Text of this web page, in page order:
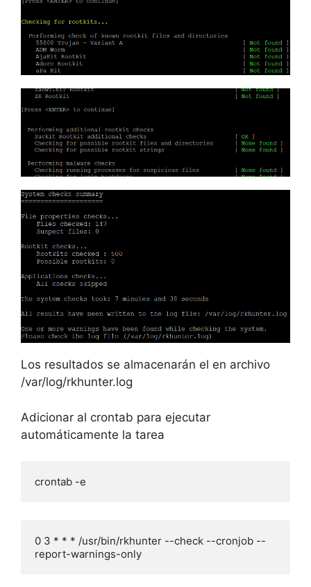
Los resultados se almacenarán el en archivo
/var/log/rkhunter.log
Adicionar al crontab para ejecutar
automáticamente la tarea
crontab -e
0 3 * * * /usr/bin/rkhunter --check --cronjob --
report-warnings-only